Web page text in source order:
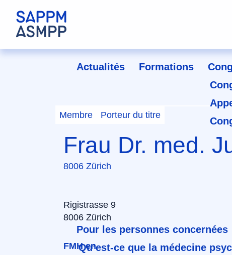
Actualités Formations
Pour les personnes concernées
Qu’est-ce que la médecine
Membre Porteur du titre
Frau Dr. med.
8006 Zürich
Rigistrasse 9
8006 Zürich
FMH en